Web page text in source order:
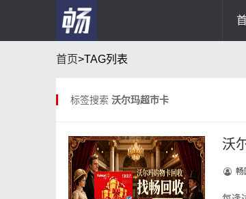
首页>TAG列表
标签搜索 沃尔玛超市卡
沃
畅